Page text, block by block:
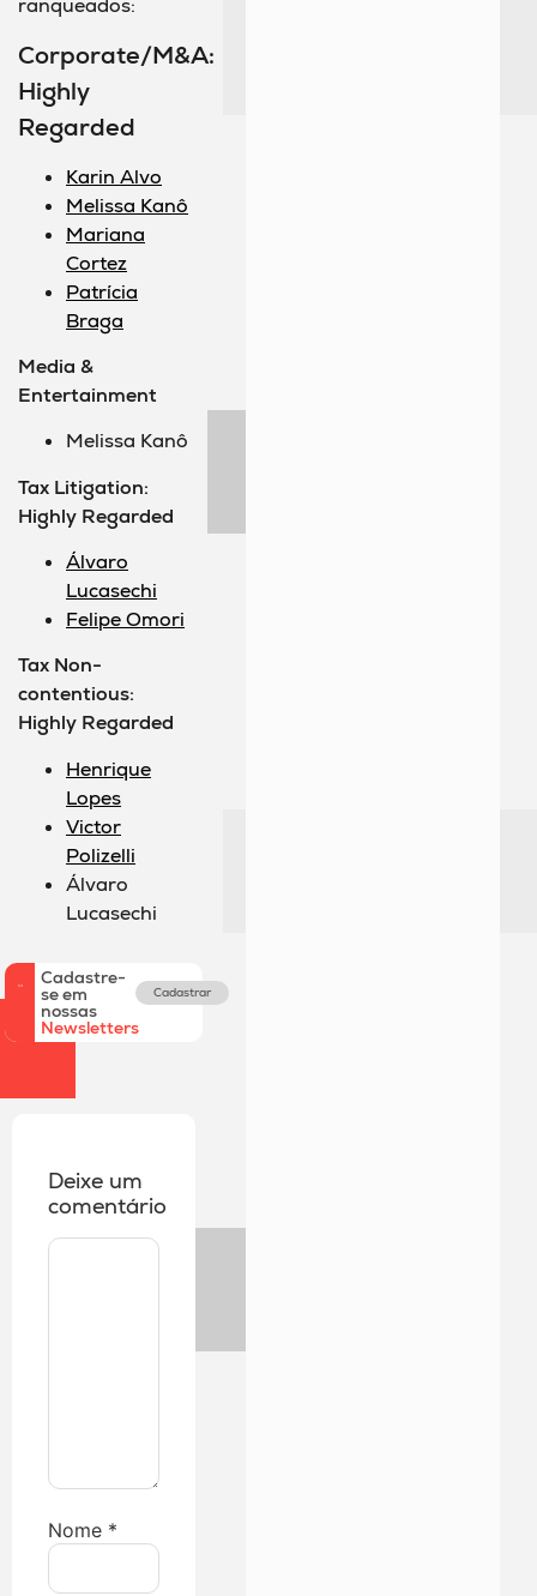
ranqueados:
Corporate/M&A:
Highly
Regarded
Karin Alvo
Melissa Kanô
Mariana
Cortez
Patrícia
Braga
Media &
Entertainment
Melissa Kanô
Tax Litigation:
Highly Regarded
Álvaro
Lucasechi
Felipe Omori
Tax Non-
contentious:
Highly Regarded
Henrique
Lopes
Victor
Polizelli
Álvaro
Lucasechi
Cadastre-
se em
nossas
Newsletters
Cadastrar
Deixe um
comentário
Nome *